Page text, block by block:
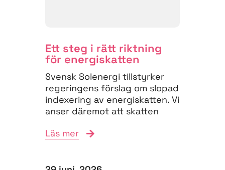
Ett steg i rätt riktning
för energiskatten
Svensk Solenergi tillstyrker
regeringens förslag om slopad
indexering av energiskatten. Vi
anser däremot att skatten
att...
Läs mer